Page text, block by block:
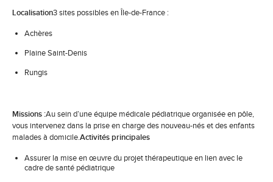
Localisation3 sites possibles en Île-de-France :
Achères
Plaine Saint-Denis
Rungis
Missions :Au sein d’une équipe médicale pédiatrique organisée en pôle,
vous intervenez dans la prise en charge des nouveau-nés et des enfants
malades à domicile.Activités principales
Assurer la mise en œuvre du projet thérapeutique en lien avec le
cadre de santé pédiatrique